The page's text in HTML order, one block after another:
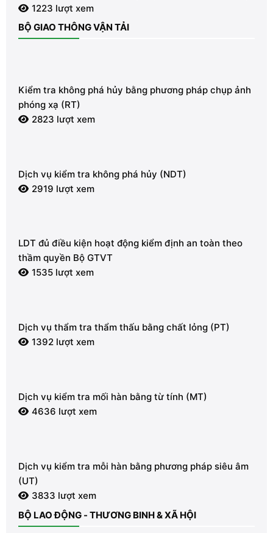
1223 lượt xem
BỘ GIAO THÔNG VẬN TẢI
Kiểm tra không phá hủy bằng phương pháp chụp ảnh
phóng xạ (RT)
2823 lượt xem
Dịch vụ kiểm tra không phá hủy (NDT)
2919 lượt xem
LDT đủ điều kiện hoạt động kiểm định an toàn theo
thầm quyền Bộ GTVT
1535 lượt xem
Dịch vụ thẩm tra thẩm thấu bằng chất lỏng (PT)
1392 lượt xem
Dịch vụ kiểm tra mối hàn bằng từ tính (MT)
4636 lượt xem
Dịch vụ kiểm tra mỗi hàn bằng phương pháp siêu âm
(UT)
3833 lượt xem
BỘ LAO ĐỘNG - THƯƠNG BINH & XÃ HỘI